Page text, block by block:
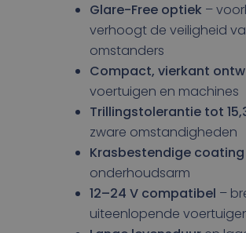
Glare-Free optiek –
verhoogt de veiligheid
omstanders
Compact, vierkant
voertuigen en machines
Trillingstolerantie tot
zware omstandigheden
Krasbestendige coating
onderhoudsarm
12–24 V compatibel –
uiteenlopende